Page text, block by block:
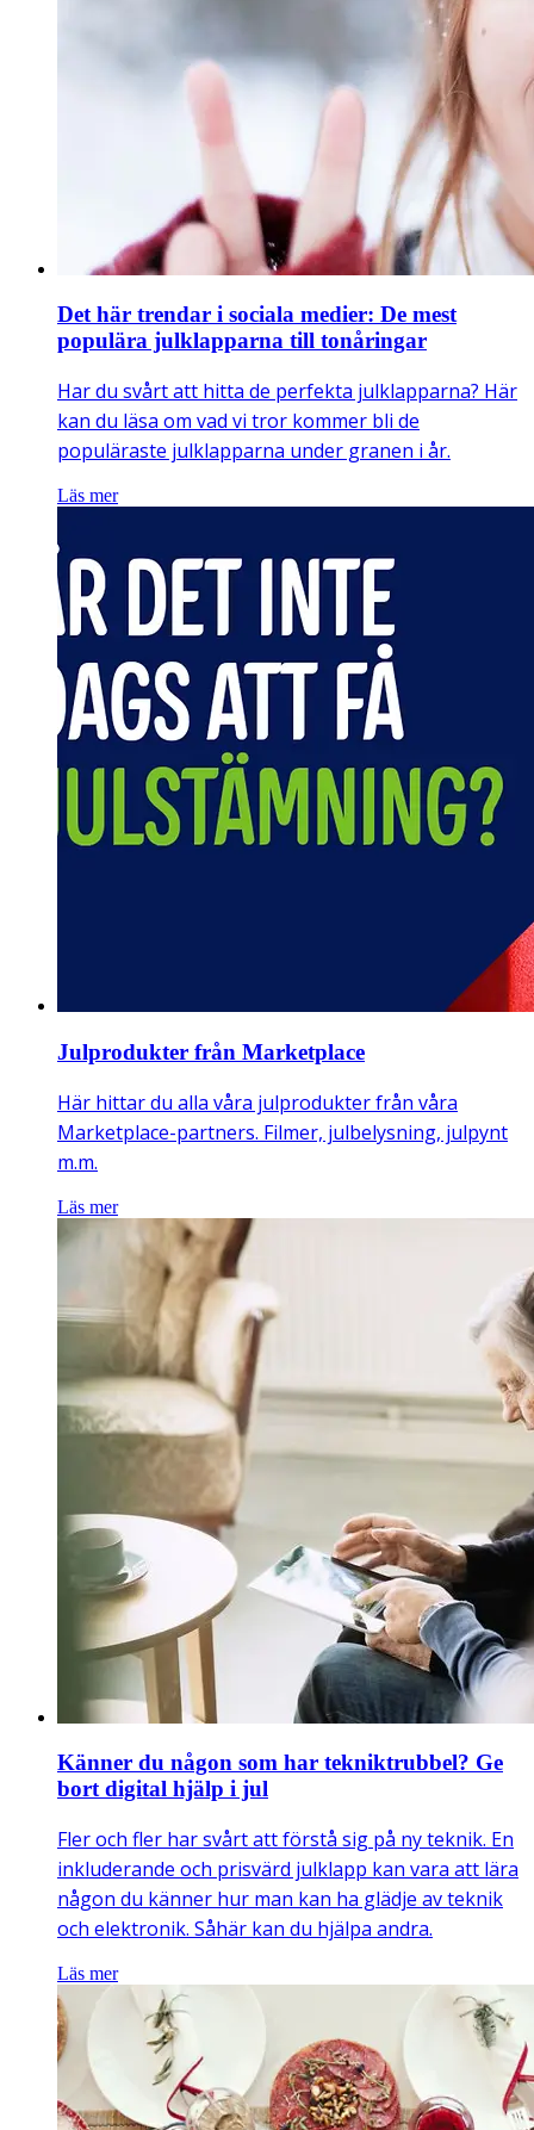
Det här trendar i sociala medier: De mest
populära julklapparna till tonåringar
Har du svårt att hitta de perfekta julklapparna? Här
kan du läsa om vad vi tror kommer bli de
populäraste julklapparna under granen i år.
Läs mer
Julprodukter från Marketplace
Här hittar du alla våra julprodukter från våra
Marketplace-partners. Filmer, julbelysning, julpynt
m.m.
Läs mer
Känner du någon som har tekniktrubbel? Ge
bort digital hjälp i jul
Fler och fler har svårt att förstå sig på ny teknik. En
inkluderande och prisvärd julklapp kan vara att lära
någon du känner hur man kan ha glädje av teknik
och elektronik. Såhär kan du hjälpa andra.
Läs mer